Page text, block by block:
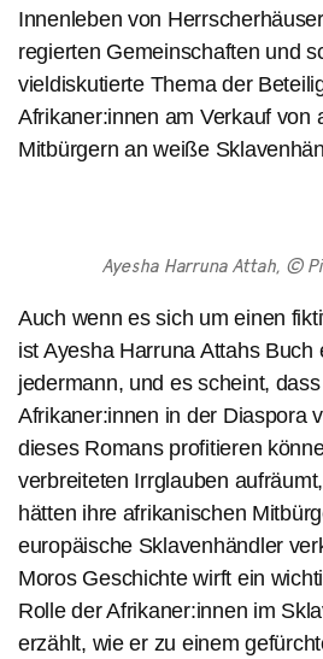
Innenleben von
regierten Gemeinschaften und
vieldiskutierte Thema der
Afrikaner:innen am Verkauf von
Mitbürgern an weiße
Ayesha Harruna Attah, ©
Auch wenn es sich um einen
ist Ayesha Harruna Attahs Buch
jedermann, und es scheint,
Afrikaner:innen in der Diaspora
dieses Romans profitieren
verbreiteten Irrglauben
hätten ihre afrikanischen
europäische Sklavenhändler
Moros Geschichte wirft ein
Rolle der Afrikaner:innen im
erzählt, wie er zu einem